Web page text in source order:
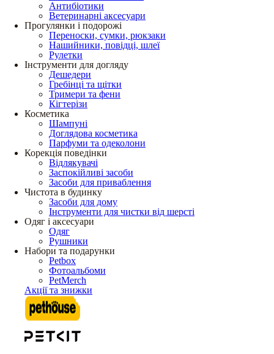
Антибіотики
Ветеринарні аксесуари
Прогулянки і подорожі
Переноски, сумки, рюкзаки
Нашийники, повідці, шлеї
Рулетки
Інструменти для догляду
Дешедери
Гребінці та щітки
Тримери та фени
Кігтерізи
Косметика
Шампуні
Доглядова косметика
Парфуми та одеколони
Корекція поведінки
Відлякувачі
Заспокійливі засоби
Засоби для приваблення
Чистота в будинку
Засоби для дому
Інструменти для чистки від шерсті
Одяг і аксесуари
Одяг
Рушники
Набори та подарунки
Petbox
Фотоальбоми
PetMerch
Акції та знижки